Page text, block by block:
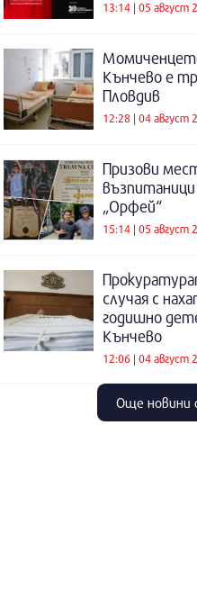
13:14 | 05 август
Кънчево е
Пловдив
12:28 | 04 август
Призови
„Орфей“
15:14 | 05 август
случая с
годишно
Кънчево
12:06 | 04 август
Още новини